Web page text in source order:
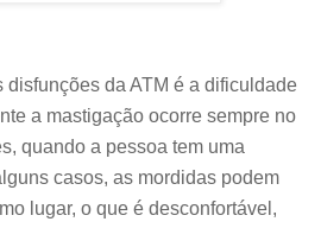
disfunções da ATM é a dificuldade
a mastigação ocorre sempre no
quando a pessoa tem uma
casos, as mordidas podem
lugar, o que é desconfortável,